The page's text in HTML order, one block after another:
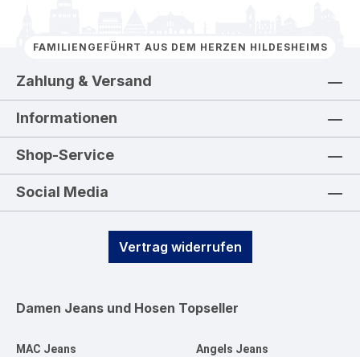
FAMILIENGEFÜHRT AUS DEM HERZEN HILDESHEIMS
Zahlung & Versand
Informationen
Shop-Service
Social Media
Vertrag widerrufen
Damen Jeans und Hosen Topseller
MAC Jeans Angels Jeans